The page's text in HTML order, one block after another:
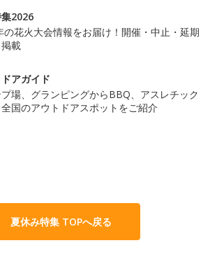
2026
の花火大会情報をお届け！開催・中止・延期
載
アガイド
場、グランピングからBBQ、アスレチック
全国のアウトドアスポットをご紹介
夏休み特集 TOPへ戻る